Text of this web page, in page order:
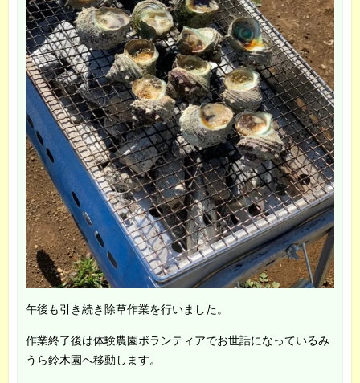
午後も引き続き除草作業を行いました。
作業終了後は体験農園ボランティアでお世話になっているみ
うら鈴木園へ移動します。